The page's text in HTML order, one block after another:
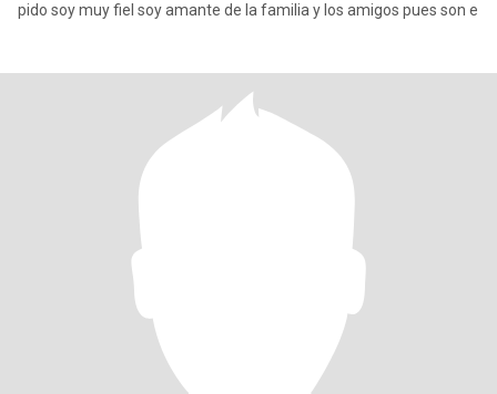
pido soy muy fiel soy amante de la familia y los amigos pues son e